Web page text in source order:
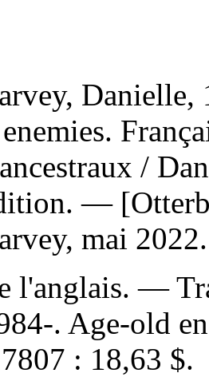
Danielle,
/
—
mai
l'anglais. —
. Age-old
: 18,63 $.